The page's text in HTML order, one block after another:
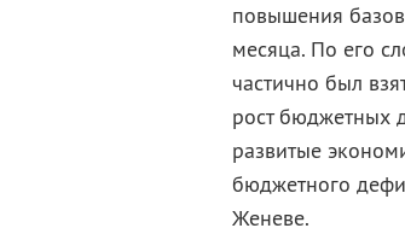
повышения
месяца. По его
частично был
рост бюджетных
развитые
бюджетного
Женеве.